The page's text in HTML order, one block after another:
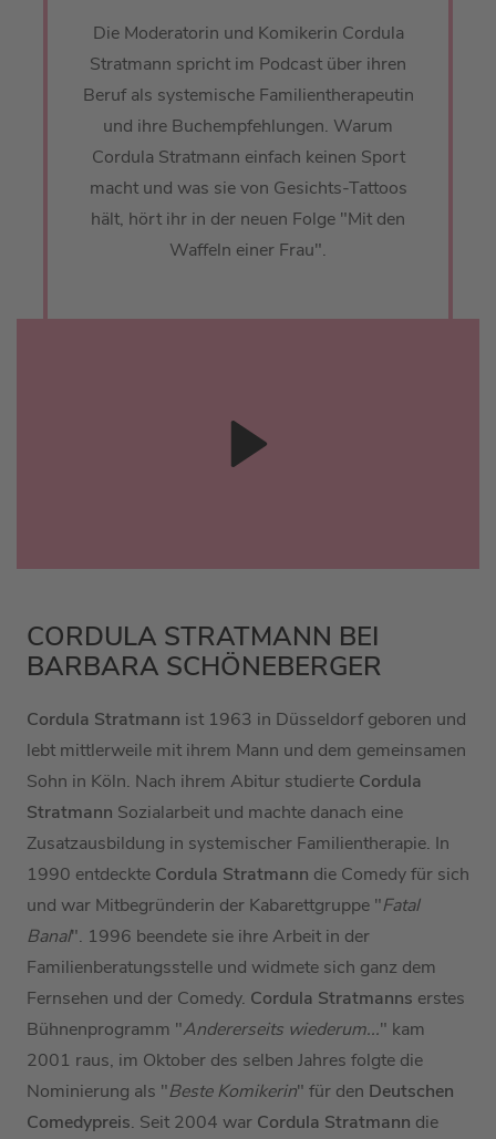
Die Moderatorin und Komikerin Cordula
Stratmann spricht im Podcast über ihren
Beruf als systemische Familientherapeutin
und ihre Buchempfehlungen. Warum
Cordula Stratmann einfach keinen Sport
macht und was sie von Gesichts-Tattoos
hält, hört ihr in der neuen Folge "Mit den
Waffeln einer Frau".
CORDULA STRATMANN BEI
BARBARA SCHÖNEBERGER
Cordula Stratmann ist 1963 in Düsseldorf geboren und
lebt mittlerweile mit ihrem Mann und dem gemeinsamen
Sohn in Köln. Nach ihrem Abitur studierte Cordula
Stratmann Sozialarbeit und machte danach eine
Zusatzausbildung in systemischer Familientherapie. In
1990 entdeckte Cordula Stratmann die Comedy für sich
und war Mitbegründerin der Kabarettgruppe "Fatal
Banal". 1996 beendete sie ihre Arbeit in der
Familienberatungsstelle und widmete sich ganz dem
Fernsehen und der Comedy. Cordula Stratmanns erstes
Bühnenprogramm "Andererseits wiederum..." kam
2001 raus, im Oktober des selben Jahres folgte die
Nominierung als "Beste Komikerin" für den Deutschen
Comedypreis. Seit 2004 war Cordula Stratmann die